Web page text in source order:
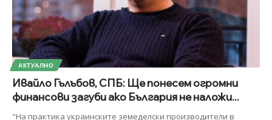
АКТУАЛНО
Ивайло Гълъбов, СПБ: Ще понесем огромни
финансови загуби ако България не наложи...
"На практика украинските земеделски производители в